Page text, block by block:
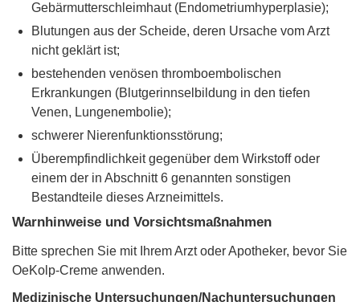
Gebärmutterschleimhaut (Endometriumhyperplasie);
Blutungen aus der Scheide, deren Ursache vom Arzt
nicht geklärt ist;
bestehenden venösen thromboembolischen
Erkrankungen (Blutgerinnselbildung in den tiefen
Venen, Lungenembolie);
schwerer Nierenfunktionsstörung;
Überempfindlichkeit gegenüber dem Wirkstoff oder
einem der in Abschnitt 6 genannten sonstigen
Bestandteile dieses Arzneimittels.
Warnhinweise und Vorsichtsmaßnahmen
Bitte sprechen Sie mit Ihrem Arzt oder Apotheker, bevor Sie
OeKolp-Creme anwenden.
Medizinische Untersuchungen/Nachuntersuchungen